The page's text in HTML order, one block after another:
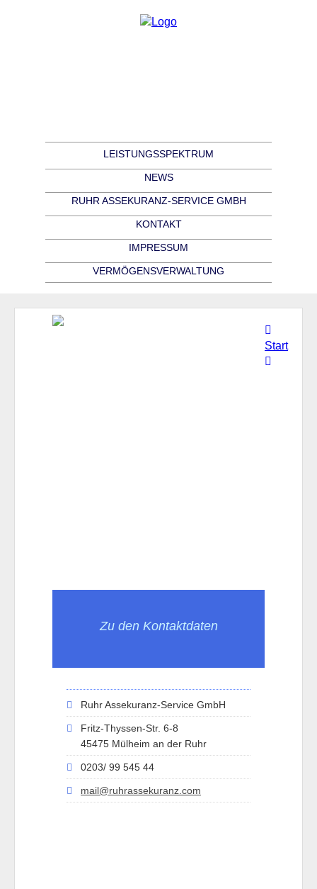
LEISTUNGSSPEKTRUM
NEWS
RUHR ASSEKURANZ-SERVICE GMBH
KONTAKT
IMPRESSUM
VERMÖGENSVERWALTUNG
Zu den Kontaktdaten
Ruhr Assekuranz-Service GmbH
Fritz-Thyssen-Str. 6-8
45475 Mülheim an der Ruhr
0203/ 99 545 44
mail@ruhrassekuranz.com
Start